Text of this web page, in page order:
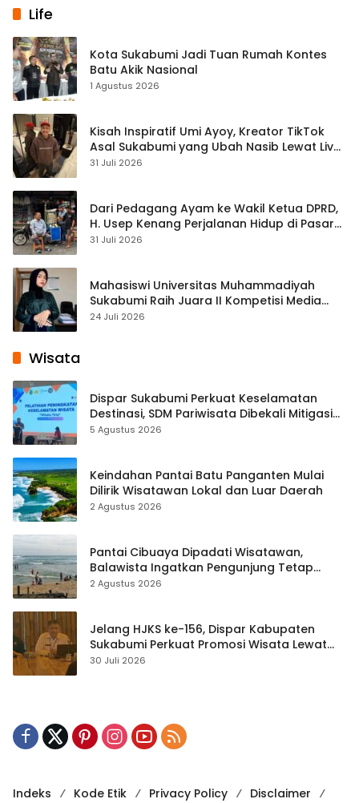
Life
Kota Sukabumi Jadi Tuan Rumah Kontes
Batu Akik Nasional
1 Agustus 2026
Kisah Inspiratif Umi Ayoy, Kreator TikTok
Asal Sukabumi yang Ubah Nasib Lewat Live
Streaming
31 Juli 2026
Dari Pedagang Ayam ke Wakil Ketua DPRD,
H. Usep Kenang Perjalanan Hidup di Pasar
Cisaat
31 Juli 2026
Mahasiswi Universitas Muhammadiyah
Sukabumi Raih Juara II Kompetisi Media
Pembelajaran Digital Tingkat Internasional
24 Juli 2026
Wisata
Dispar Sukabumi Perkuat Keselamatan
Destinasi, SDM Pariwisata Dibekali Mitigasi
hingga Teknik Evakuasi
5 Agustus 2026
Keindahan Pantai Batu Panganten Mulai
Dilirik Wisatawan Lokal dan Luar Daerah
2 Agustus 2026
Pantai Cibuaya Dipadati Wisatawan,
Balawista Ingatkan Pengunjung Tetap
Waspada
2 Agustus 2026
Jelang HJKS ke-156, Dispar Kabupaten
Sukabumi Perkuat Promosi Wisata Lewat
Publikasi Digital
30 Juli 2026
Indeks Kode Etik Privacy Policy
Disclaimer